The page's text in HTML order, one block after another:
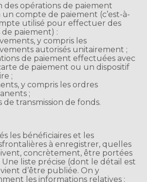
des opérations de paiement
un compte de paiement (c’est-à-
utilisé pour effectuer des
paiement) :
y compris les
autorisés unitairement ;
de paiement effectuées avec
de paiement ou un dispositif
;
y compris les ordres
;
de transmission de fonds.
les bénéficiaires et les
à enregistrer, quelles
concrètement, être portées
liste précise (dont le détail est
d’être publiée. On y
les informations relatives :